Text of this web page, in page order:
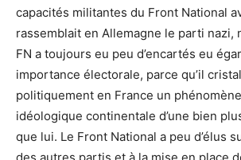
capacités militantes du Front National
rassemblait en Allemagne le parti nazi,
FN a toujours eu peu d’encartés eu
importance électorale, parce qu’il
politiquement en France un
idéologique continentale d’une bien
que lui. Le Front National a peu d’élus
des autres partis et à la mise en place